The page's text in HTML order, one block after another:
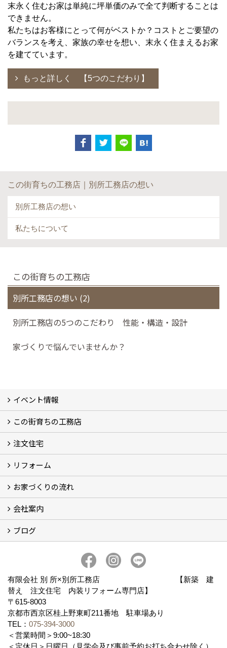
末永く住むお家は単純に坪単価のみで全て判断することは
できません。
私たちはお客様にとって何がベストか？コストとご要望の
バランスを考え、家族の幸せを想い、末永く住まえるお家
を建てています。
もっと詳しく 【5つのこだわり】
この街育ちの工務店｜別所工務店の想い
別所工務店の想い
私たちについて
この街育ちの工務店
別所工務店の想い (2)
別所工務店の5つのこだわり 性能・構造・設計
家づくりで悩んでいませんか？
イベント情報
イベント予告
イベント報告
この街育ちの工務店
別所工務店の想い (2)
別所工務店の5つのこだわり 性能・構造・設計
家づくりで悩んでいませんか？
注文住宅
注文住宅施工事例
性能・構造・設計
現場レポート
リフォーム
リフォーム施工事例
現場レポート
お客様の声
お家づくりの流れ
お家づくりの流れ
京都の土地の探し方
会社案内
会社概要
アクセス
スタッフ紹介
スタッフブログ
ブログ
有限会社 別 所×別所工務店 【新築 建
替え 注文住宅 内装リフォーム専門店】
〒615-8003
京都市西京区桂上野東町211番地 駐車場あり
TEL： 075-394-3000
＜営業時間＞9:00~18:30